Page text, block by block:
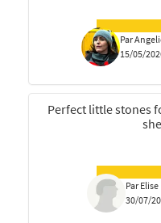
Par
15/05/
Perfect little stones
Par Elise
30/07/